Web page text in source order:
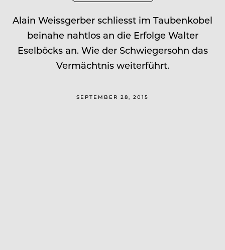
Alain Weissgerber schliesst im Taubenkobel
beinahe nahtlos an die Erfolge Walter
Eselböcks an. Wie der Schwiegersohn das
Vermächtnis weiterführt.
SEPTEMBER 28, 2015